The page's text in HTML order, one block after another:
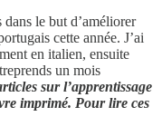
le but d’améliorer
cette année. J’ai
en italien, ensuite
un mois
sur l’apprentissage
imprimé. Pour lire ces